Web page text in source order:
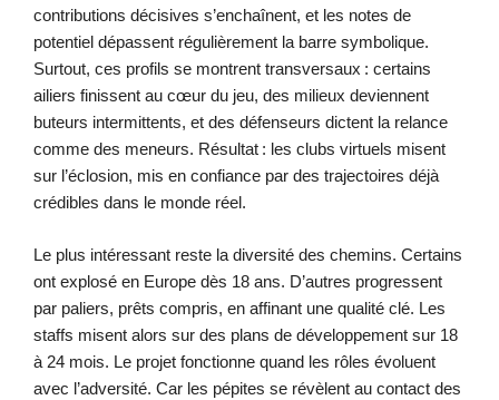
contributions décisives s’enchaînent, et les notes de
potentiel dépassent régulièrement la barre symbolique.
Surtout, ces profils se montrent transversaux : certains
ailiers finissent au cœur du jeu, des milieux deviennent
buteurs intermittents, et des défenseurs dictent la relance
comme des meneurs. Résultat : les clubs virtuels misent
sur l’éclosion, mis en confiance par des trajectoires déjà
crédibles dans le monde réel.
Le plus intéressant reste la diversité des chemins. Certains
ont explosé en Europe dès 18 ans. D’autres progressent
par paliers, prêts compris, en affinant une qualité clé. Les
staffs misent alors sur des plans de développement sur 18
à 24 mois. Le projet fonctionne quand les rôles évoluent
avec l’adversité. Car les pépites se révèlent au contact des